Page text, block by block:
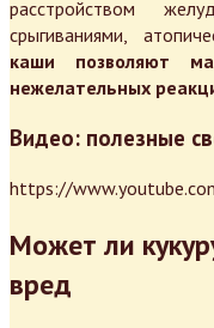
расстройством
срыгиваниями,
каши позволяют
нежелательных
Видео: полезные
https://
Может ли
вред